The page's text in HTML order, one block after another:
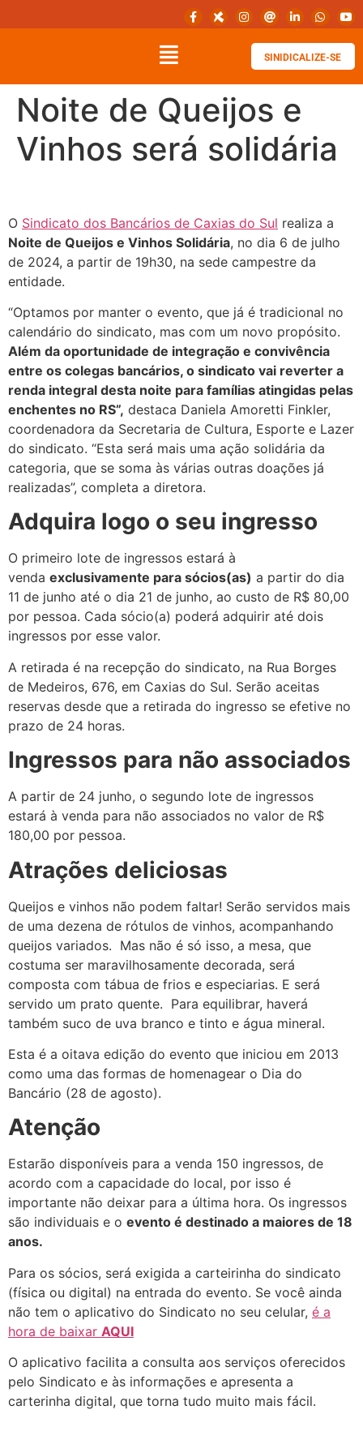
SINIDICALIZE-SE
Noite de Queijos e
Vinhos será solidária
O Sindicato dos Bancários de Caxias do Sul realiza a
Noite de Queijos e Vinhos Solidária, no dia 6 de julho
de 2024, a partir de 19h30, na sede campestre da
entidade.
“Optamos por manter o evento, que já é tradicional no
calendário do sindicato, mas com um novo propósito.
Além da oportunidade de integração e convivência
entre os colegas bancários, o sindicato vai reverter a
renda integral desta noite para famílias atingidas pelas
enchentes no RS”, destaca Daniela Amoretti Finkler,
coordenadora da Secretaria de Cultura, Esporte e Lazer
do sindicato. “Esta será mais uma ação solidária da
categoria, que se soma às várias outras doações já
realizadas”, completa a diretora.
Adquira logo o seu ingresso
O primeiro lote de ingressos estará à
venda exclusivamente para sócios(as) a partir do dia
11 de junho até o dia 21 de junho, ao custo de R$ 80,00
por pessoa. Cada sócio(a) poderá adquirir até dois
ingressos por esse valor.
A retirada é na recepção do sindicato, na Rua Borges
de Medeiros, 676, em Caxias do Sul. Serão aceitas
reservas desde que a retirada do ingresso se efetive no
prazo de 24 horas.
Ingressos para não associados
A partir de 24 junho, o segundo lote de ingressos
estará à venda para não associados no valor de R$
180,00 por pessoa.
Atrações deliciosas
Queijos e vinhos não podem faltar! Serão servidos mais
de uma dezena de rótulos de vinhos, acompanhando
queijos variados. Mas não é só isso, a mesa, que
costuma ser maravilhosamente decorada, será
composta com tábua de frios e especiarias. E será
servido um prato quente. Para equilibrar, haverá
também suco de uva branco e tinto e água mineral.
Esta é a oitava edição do evento que iniciou em 2013
como uma das formas de homenagear o Dia do
Bancário (28 de agosto).
Atenção
Estarão disponíveis para a venda 150 ingressos, de
acordo com a capacidade do local, por isso é
importante não deixar para a última hora. Os ingressos
são individuais e o evento é destinado a maiores de 18
anos.
Para os sócios, será exigida a carteirinha do sindicato
(física ou digital) na entrada do evento. Se você ainda
não tem o aplicativo do Sindicato no seu celular, é a
hora de baixar AQUI
O aplicativo facilita a consulta aos serviços oferecidos
pelo Sindicato e às informações e apresenta a
carterinha digital, que torna tudo muito mais fácil.